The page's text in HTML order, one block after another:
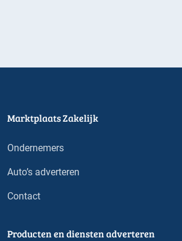
Marktplaats Zakelijk
Ondernemers
Auto’s adverteren
Contact
Producten en diensten adverteren